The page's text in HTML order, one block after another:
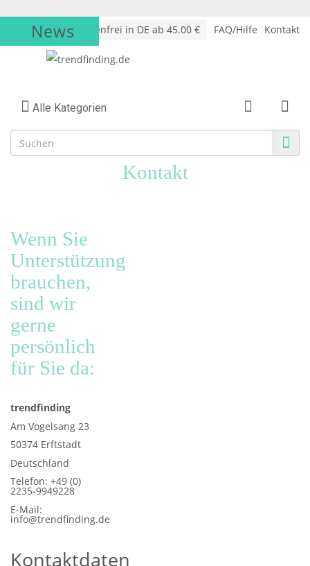
√Versandkostenfrei in DE ab 45.00 € FAQ/Hilfe Kontakt
News
Alle Kategorien
Kontakt
Wenn Sie
Unterstützung
brauchen,
sind wir
gerne
persönlich
für Sie da:
trendfinding
Am Vogelsang 23
50374 Erftstadt
Deutschland
Telefon: +49 (0)
2235-9949228
E-Mail:
info@trendfinding.de
Kontaktdaten